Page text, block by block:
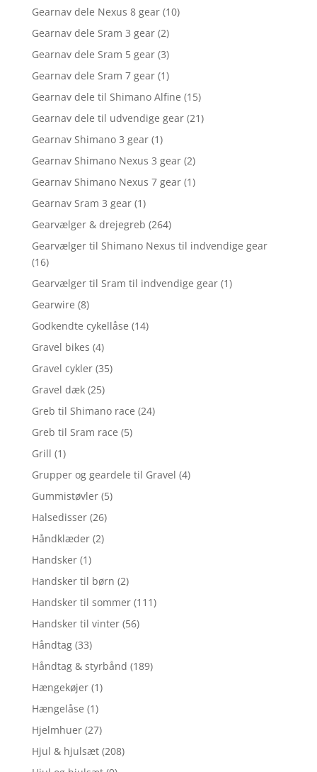
Gearnav dele Nexus 8 gear (10)
Gearnav dele Sram 3 gear (2)
Gearnav dele Sram 5 gear (3)
Gearnav dele Sram 7 gear (1)
Gearnav dele til Shimano Alfine (15)
Gearnav dele til udvendige gear (21)
Gearnav Shimano 3 gear (1)
Gearnav Shimano Nexus 3 gear (2)
Gearnav Shimano Nexus 7 gear (1)
Gearnav Sram 3 gear (1)
Gearvælger & drejegreb (264)
Gearvælger til Shimano Nexus til indvendige gear
(16)
Gearvælger til Sram til indvendige gear (1)
Gearwire (8)
Godkendte cykellåse (14)
Gravel bikes (4)
Gravel cykler (35)
Gravel dæk (25)
Greb til Shimano race (24)
Greb til Sram race (5)
Grill (1)
Grupper og geardele til Gravel (4)
Gummistøvler (5)
Halsedisser (26)
Håndklæder (2)
Handsker (1)
Handsker til børn (2)
Handsker til sommer (111)
Handsker til vinter (56)
Håndtag (33)
Håndtag & styrbånd (189)
Hængekøjer (1)
Hængelåse (1)
Hjelmhuer (27)
Hjul & hjulsæt (208)